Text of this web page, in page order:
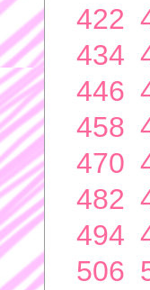
422
434
446
458
470
482
494
506